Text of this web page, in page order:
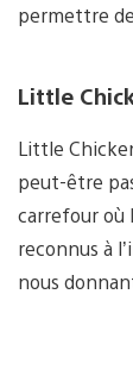
permettre
Little
Little
peut-être
carrefour où
reconnus à
nous